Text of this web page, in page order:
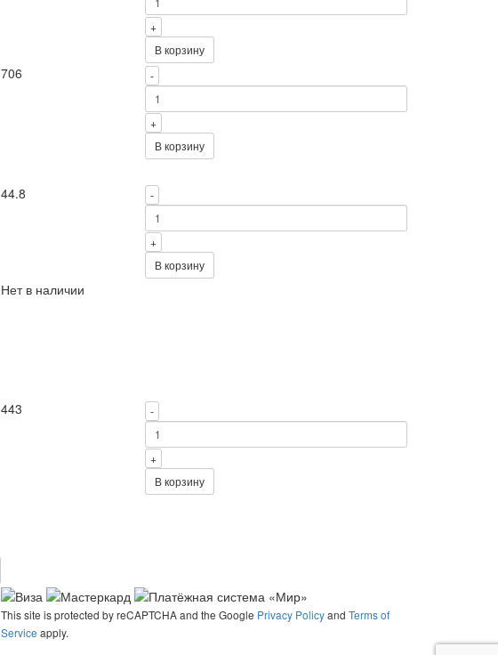
+
В корзину
706 -
+
В корзину
44.8 -
+
В корзину
Нет в наличии
443 -
+
В корзину
This site is protected by reCAPTCHA and the Google Privacy Policyand Terms of
Service apply.